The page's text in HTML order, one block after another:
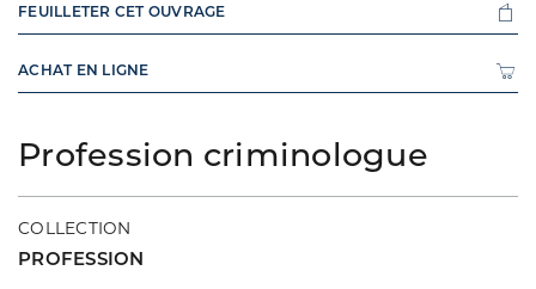
Profession criminologue
COLLECTION
PROFESSION
FEUILLETER CET OUVRAGE
ACHAT EN LIGNE